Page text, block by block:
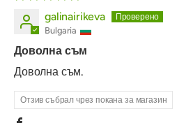
galinairikeva
Bulgaria
Доволна съм
Доволна съм.
Отзив събрал чрез покана за магазин